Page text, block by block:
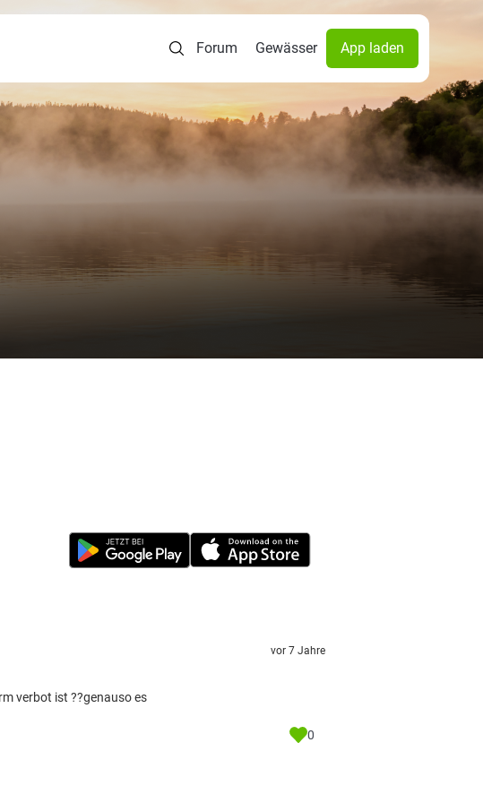
Forum Gewässer App laden
verbot ist ??genauso es
vor 7 Jahre
0